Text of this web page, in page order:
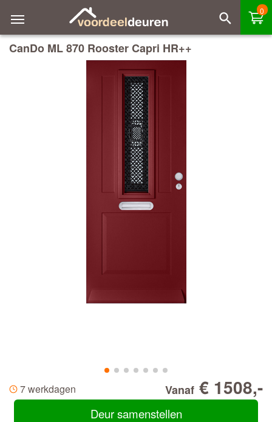
0
CanDo ML 870 Rooster Capri HR++
7 werkdagen Vanaf € 1508,-
Deur samenstellen